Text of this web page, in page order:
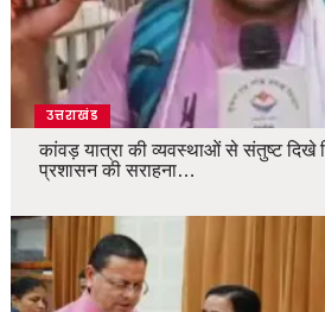
उत्तराखंड
कांवड़ यात्रा की व्यवस्थाओं से संतुष्ट
प्रशासन की सराहना…